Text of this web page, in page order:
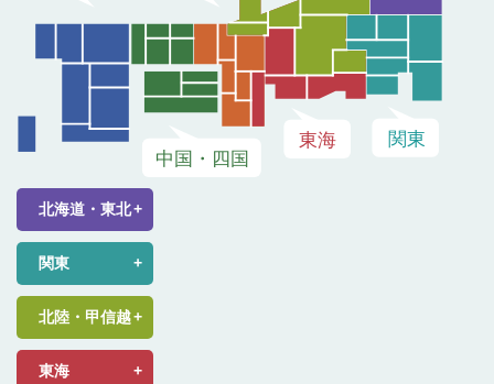
北海道・東北
関東
北陸・甲信越
東海